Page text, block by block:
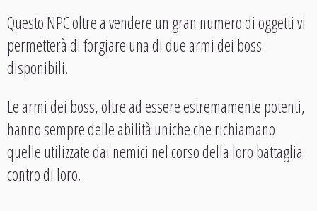
Questo NPC oltre a vendere un gran numero di oggetti vi
permetterà di forgiare una di due armi dei boss
disponibili.
Le armi dei boss, oltre ad essere estremamente potenti,
hanno sempre delle abilità uniche che richiamano
quelle utilizzate dai nemici nel corso della loro battaglia
contro di loro.